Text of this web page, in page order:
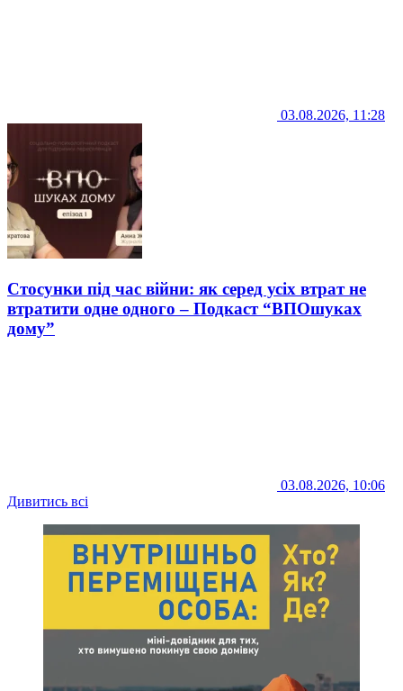
03.08.2026, 11:28
Стосунки під час війни: як серед усіх втрат не
втратити одне одного – Подкаст “ВПОшуках
дому”
03.08.2026, 10:06
Дивитись всі